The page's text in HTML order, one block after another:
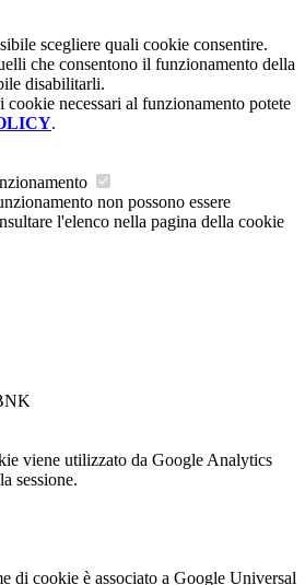
scegliere quali cookie consentire.
che consentono il funzionamento della
disabilitarli.
cookie necessari al funzionamento potete
.
non possono essere
l'elenco nella pagina della cookie
viene utilizzato da Google Analytics
sessione.
di cookie è associato a Google Universal